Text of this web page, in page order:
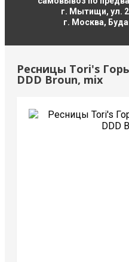
г. Мытищи, ул.
г. Москва,
Ресницы Tori's
DDD Broun, mix